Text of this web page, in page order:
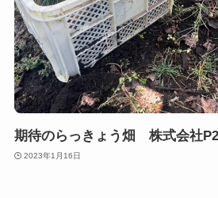
期待のらっきょう畑 株式会社
2023年1月16日